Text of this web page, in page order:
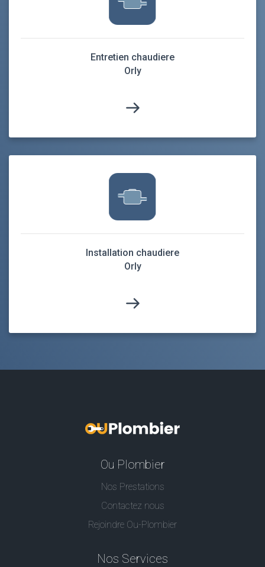
Entretien chaudiere
Orly
Installation chaudiere
Orly
Ou Plombier
Nos Prestations
Contactez nous
Rejoindre Ou-Plombier
Nos Services